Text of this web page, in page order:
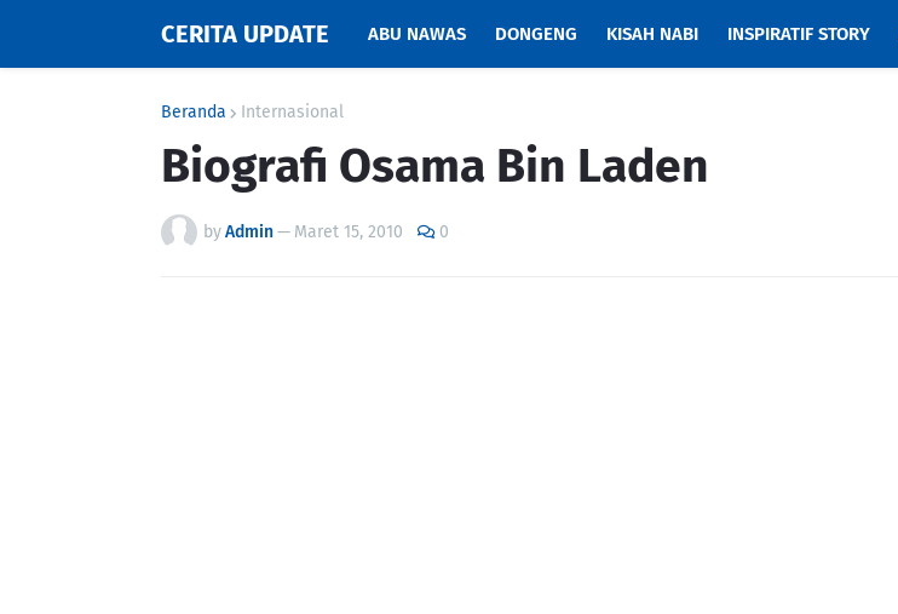
CERITA UPDATE ABU NAWAS DONGENG KISAH NABI INSPIRATIF STORY
Beranda Internasional
Biografi Osama Bin Laden
byAdmin— Maret 15, 2010 0